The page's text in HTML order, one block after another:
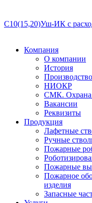
С10(15,20)Уш-ИК с
Компания
О компании
История
Производство
НИОКР
СМК. Охрана
Вакансии
Реквизиты
Продукция
Лафетные
Ручные
Пожарные
Пожарные
Пожарное
изделия
Запасные